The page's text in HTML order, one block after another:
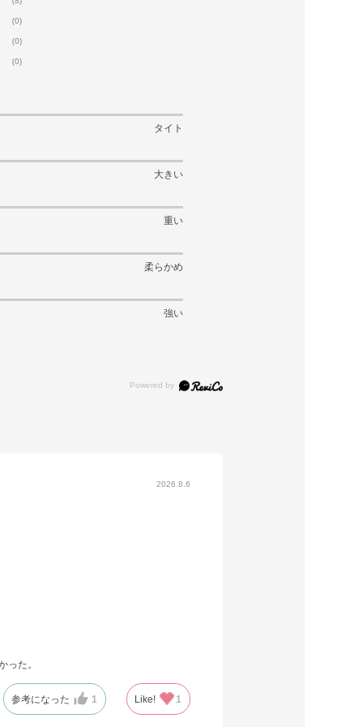
(0)
(0)
(0)
タイト
大きい
重い
柔らかめ
強い
2026.8.6
った。
参考になった 1 Like! 1